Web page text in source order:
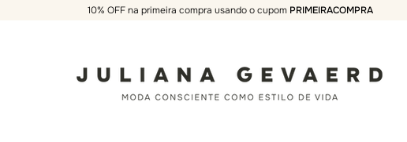
10% OFF na primeira compra usando o cupomPRIMEIRACOMPRA
JULIANA GEVAERD